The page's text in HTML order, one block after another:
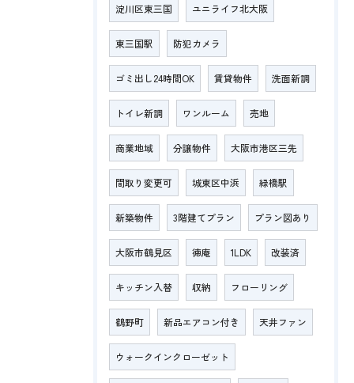
淀川区東三国 ユニライフ北大阪
東三国駅 防犯カメラ
ゴミ出し24時間OK 賃貸物件 洗面新調
トイレ新調 ワンルーム 売地
商業地域 分譲物件 大阪市港区三先
間取り変更可 城東区中浜 緑橋駅
新築物件 3階建てプラン プラン図あり
大阪市鶴見区 徳庵 1LDK 改装済
キッチン入替 収納 フローリング
鶴野町 新品エアコン付き 天井ファン
ウォークインクローゼット